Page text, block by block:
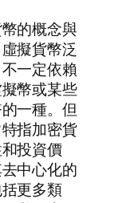
的概念與
擬貨幣泛
一定依賴
幣或某些
一種。但
指加密貨
投資價
中心化的
更多類